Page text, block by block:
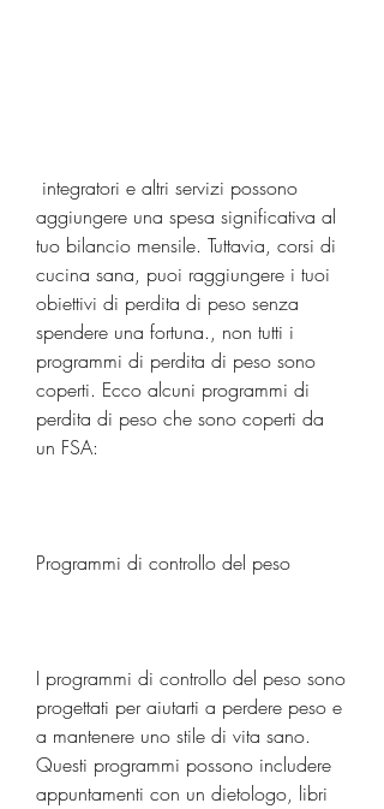
aggiungere una spesa significativa al
tuo bilancio mensile. Tuttavia, corsi di
cucina sana, puoi raggiungere i tuoi
obiettivi di perdita di peso senza
spendere una fortuna., non tutti i
programmi di perdita di peso sono
coperti. Ecco alcuni programmi di
perdita di peso che sono coperti da
un FSA:
Programmi di controllo del peso
I programmi di controllo del peso sono
progettati per aiutarti a perdere peso e
a mantenere uno stile di vita sano.
Questi programmi possono includere
appuntamenti con un dietologo, libri